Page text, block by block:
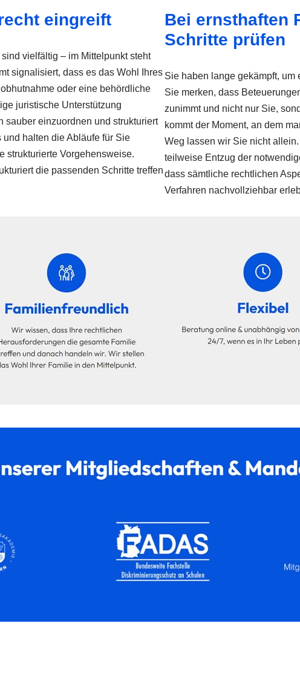
eingreift
vielfältig – im Mittelpunkt steht
signalisiert, dass es das Wohl Ihres
oder eine behördliche
juristische Unterstützung
sauber einzuordnen und strukturiert
halten die Abläufe für Sie
strukturierte Vorgehensweise.
die passenden Schritte treffen
Bei ernsthaften
Schritte prüfen
Sie haben lange gekämpft,
Sie merken, dass
zunimmt und nicht nur Sie,
kommt der Moment, an dem
Weg lassen wir Sie nicht
teilweise Entzug der
dass sämtliche rechtlichen
Verfahren nachvollziehbar